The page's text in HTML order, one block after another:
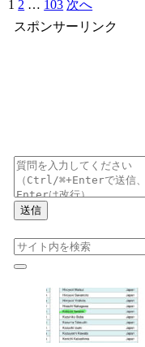
1 2 … 103 次へ
スポンサーリンク
送信